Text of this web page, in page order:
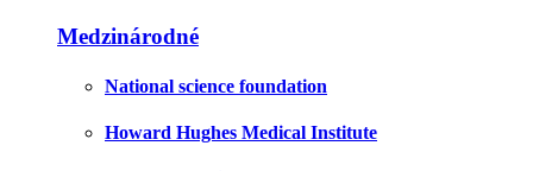
Medzinárodné
National science foundation
Howard Hughes Medical Institute